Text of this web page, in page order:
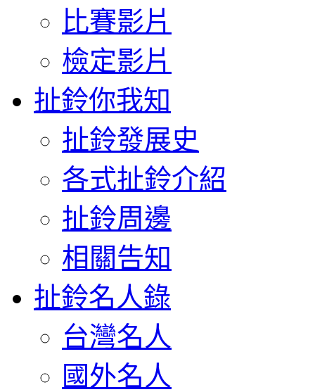
比賽影片
檢定影片
扯鈴你我知
扯鈴發展史
各式扯鈴介紹
扯鈴周邊
相關告知
扯鈴名人錄
台灣名人
國外名人